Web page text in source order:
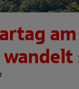
wandelt